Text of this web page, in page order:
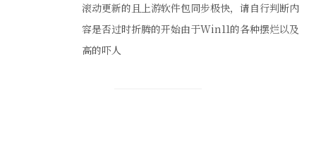
滚动更新的且上游软件包同步极快，请自行判断内
容是否过时折腾的开始由于Win11的各种摆烂以及
高的吓人